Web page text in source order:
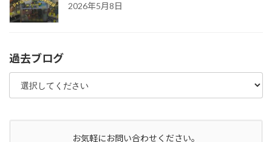
2026年5月8日
過去ブログ
お気軽にお問い合わせください。